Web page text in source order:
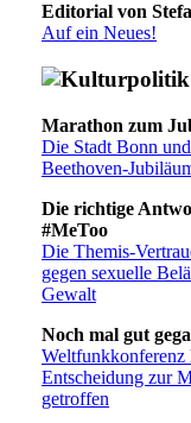
Editorial von
Auf ein Neues!
Marathon zum
Die Stadt Bonn
Beethoven-
Die richtige
#MeToo
Die Themis-
gegen sexuelle
Gewalt
Noch mal gut
Weltfunkkonferenz
Entscheidung zur
getroffen